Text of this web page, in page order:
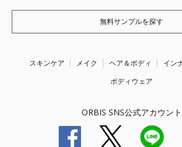
無料サンプルを探す
スキンケア メイク ヘア＆ボディ
イン
ボディウェア
ORBIS SNS公式アカウント